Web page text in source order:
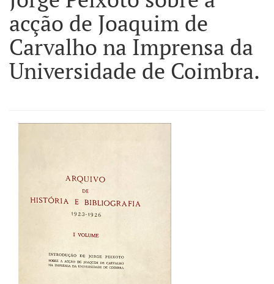
acção de Joaquim de
Carvalho na Imprensa da
Universidade de Coimbra.